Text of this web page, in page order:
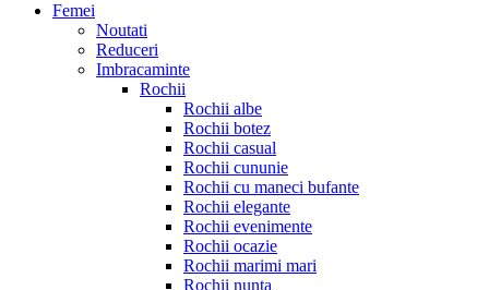
Femei
Noutati
Reduceri
Imbracaminte
Rochii
Rochii albe
Rochii botez
Rochii casual
Rochii cununie
Rochii cu maneci bufante
Rochii elegante
Rochii evenimente
Rochii ocazie
Rochii marimi mari
Rochii nunta